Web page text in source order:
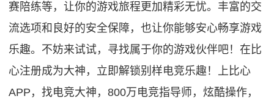
赛陪练等，让你的游戏旅程更加精彩无忧。丰富的交
流选项和良好的安全保障，也让你能够安心畅享游戏
乐趣。不妨来试试，寻找属于你的游戏伙伴吧！在比
心注册成为大神，立即解锁别样电竞乐趣！上比心
APP，找电竞大神，800万电竞指导师，炫酷操作，